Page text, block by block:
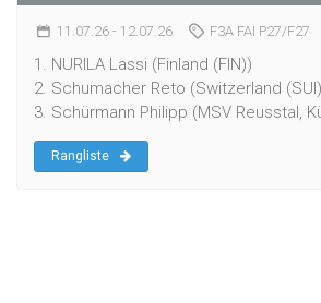
11.07.26 - 12.07.26 F3A FAI P27/F27
1. NURILA Lassi (Finland (FIN))
2. Schumacher Reto (Switzerland
3. Schürmann Philipp (MSV Reusstal,
Rangliste